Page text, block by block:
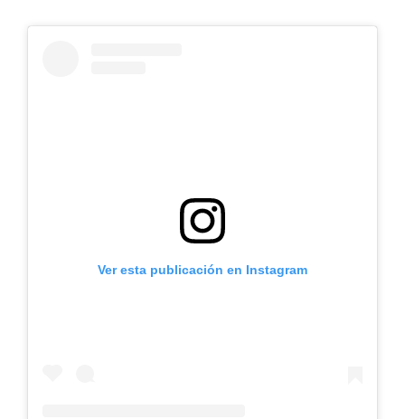
Ver esta publicación en Instagram